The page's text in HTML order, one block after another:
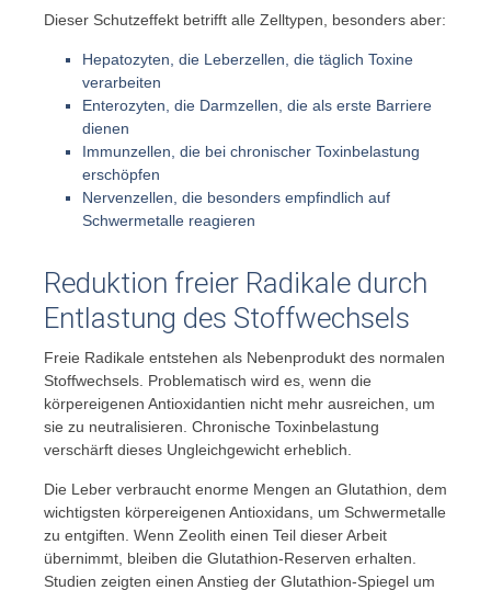
Dieser Schutzeffekt betrifft alle Zelltypen, besonders aber:
Hepatozyten, die Leberzellen, die täglich Toxine
verarbeiten
Enterozyten, die Darmzellen, die als erste Barriere
dienen
Immunzellen, die bei chronischer Toxinbelastung
erschöpfen
Nervenzellen, die besonders empfindlich auf
Schwermetalle reagieren
Reduktion freier Radikale durch
Entlastung des Stoffwechsels
Freie Radikale entstehen als Nebenprodukt des normalen
Stoffwechsels. Problematisch wird es, wenn die
körpereigenen Antioxidantien nicht mehr ausreichen, um
sie zu neutralisieren. Chronische Toxinbelastung
verschärft dieses Ungleichgewicht erheblich.
Die Leber verbraucht enorme Mengen an Glutathion, dem
wichtigsten körpereigenen Antioxidans, um Schwermetalle
zu entgiften. Wenn Zeolith einen Teil dieser Arbeit
übernimmt, bleiben die Glutathion-Reserven erhalten.
Studien zeigten einen Anstieg der Glutathion-Spiegel um